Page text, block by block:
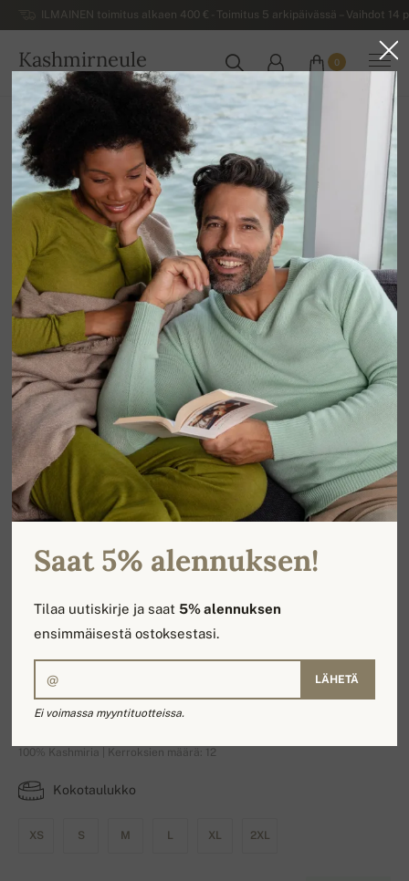
ILMAINEN toimitus alkaen 400 € - Toimitus 5 arkipäivässä – Vaihdot
Kashmirneule
SUOMI
0
Kotiin Naisten kashmirneuleet Naisten pooloneuleet
Blanche
100% Kashmiria | Kerroksien määrä: 12
Kokotaulukko
XS S M L XL 2XL
Saat 5% alennuksen!
Tilaa uutiskirje ja saat5% alennuksen
ensimmäisestä ostoksestasi.
LÄHETÄ
Ei voimassa myyntituotteissa.